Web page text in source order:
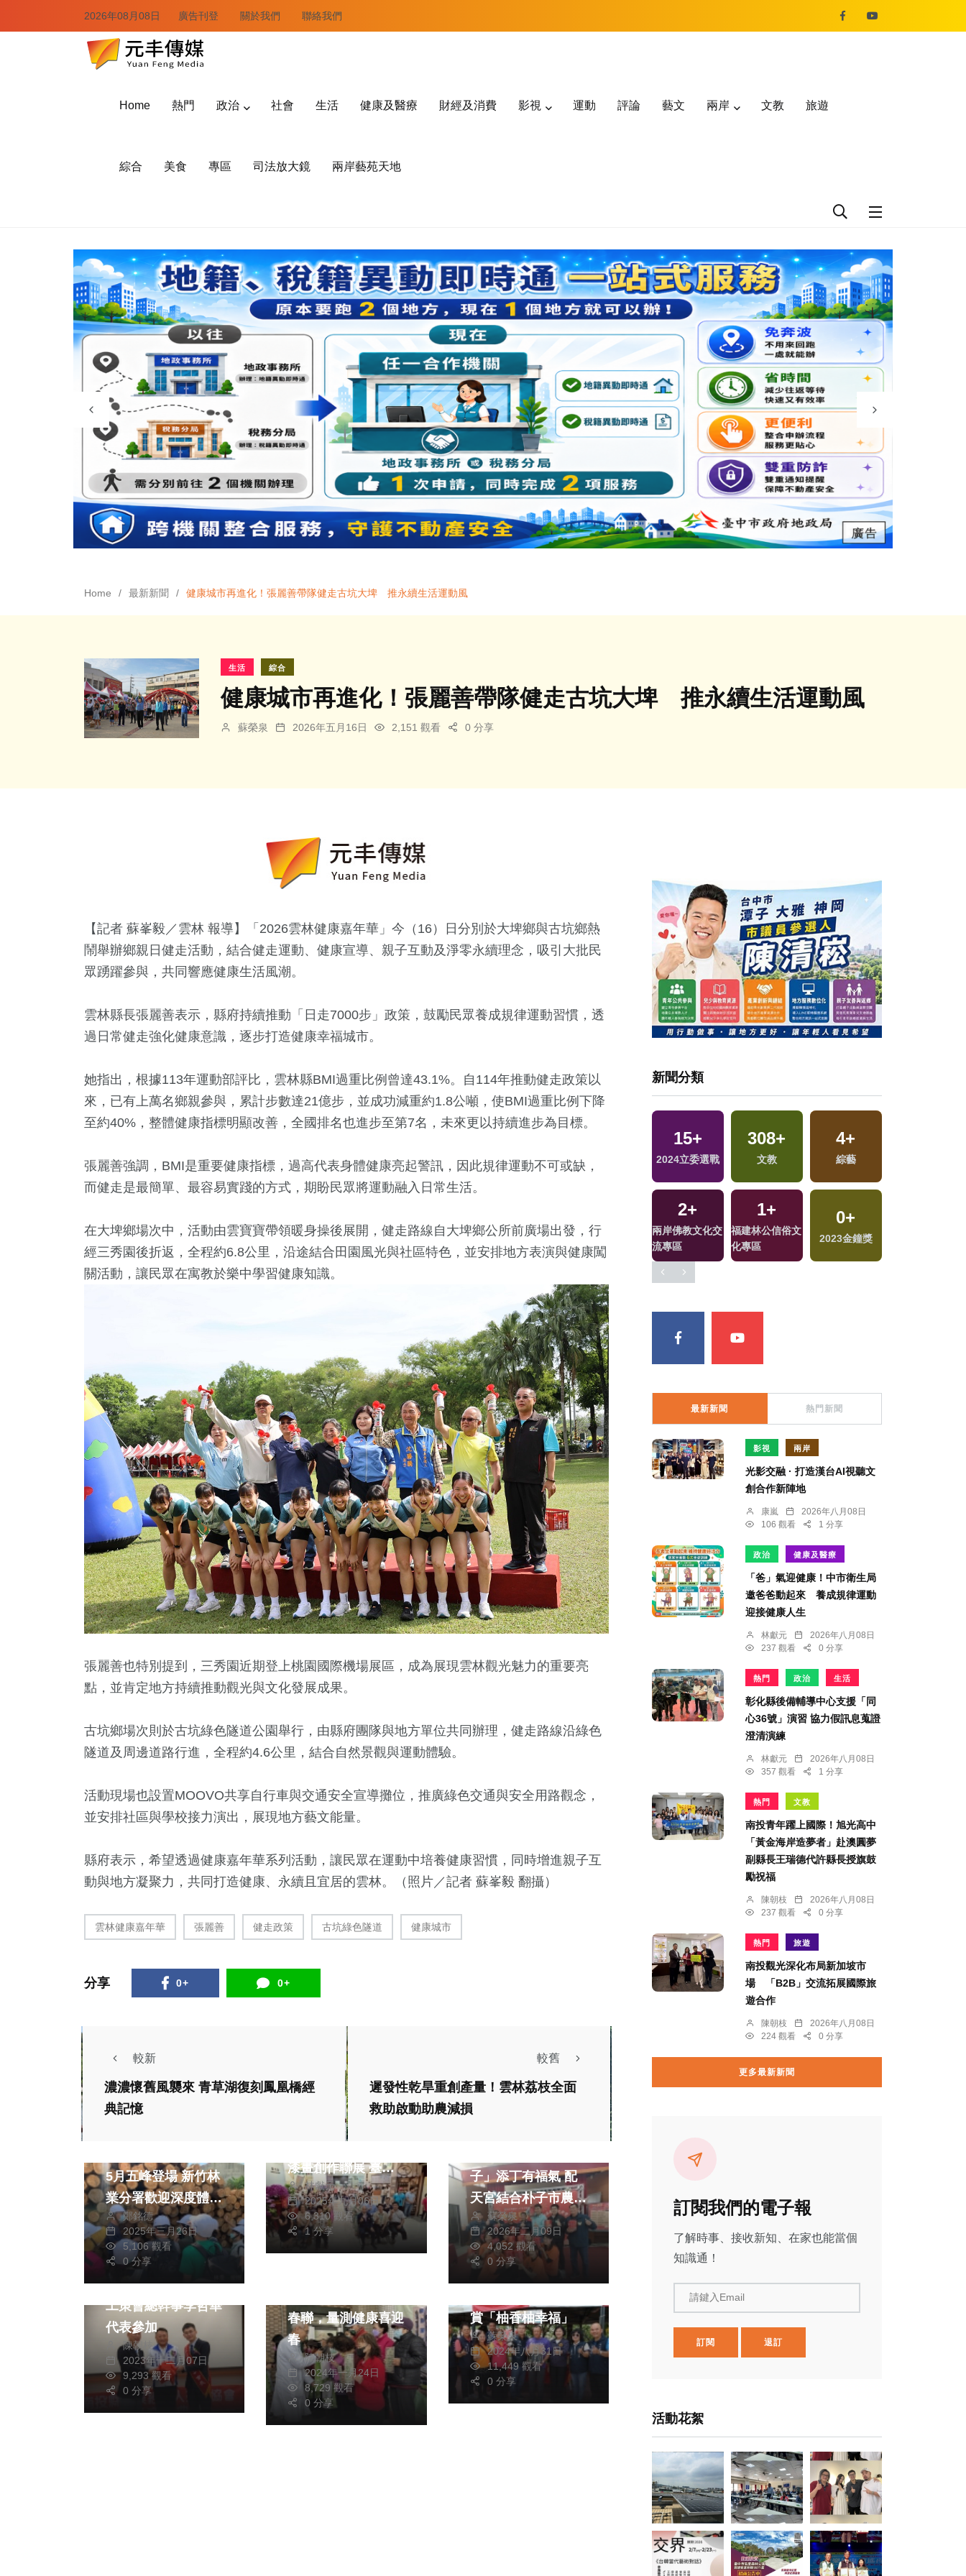
2026年08月08日 廣告刊登 關於我們 聯絡我們
Home 熱門 政治 社會 生活 健康及醫療 財經及消費 影視 運動 評論 藝文 兩岸 文教 旅遊
綜合 美食 專區 司法放大鏡 兩岸藝苑天地
Home 最新新聞 健康城市再進化！張麗善帶隊健走古坑大埤 推永續生活運動風
生活 綜合
健康城市再進化！張麗善帶隊健走古坑大埤 推永續生活運動風
蘇榮泉 2026年五月16日 2,151 觀看 0 分享
【記者 蘇峯毅／雲林 報導】「2026雲林健康嘉年華」今（16）日分別於大埤鄉與古坑鄉熱
鬧舉辦鄉親日健走活動，結合健走運動、健康宣導、親子互動及淨零永續理念，吸引大批民
眾踴躍參與，共同響應健康生活風潮。
雲林縣長張麗善表示，縣府持續推動「日走7000步」政策，鼓勵民眾養成規律運動習慣，透
過日常健走強化健康意識，逐步打造健康幸福城市。
她指出，根據113年運動部評比，雲林縣BMI過重比例曾達43.1%。自114年推動健走政策以
來，已有上萬名鄉親參與，累計步數達21億步，並成功減重約1.8公噸，使BMI過重比例下降
至約40%，整體健康指標明顯改善，全國排名也進步至第7名，未來更以持續進步為目標。
張麗善強調，BMI是重要健康指標，過高代表身體健康亮起警訊，因此規律運動不可或缺，
而健走是最簡單、最容易實踐的方式，期盼民眾將運動融入日常生活。
在大埤鄉場次中，活動由雲寶寶帶領暖身操後展開，健走路線自大埤鄉公所前廣場出發，行
經三秀園後折返，全程約6.8公里，沿途結合田園風光與社區特色，並安排地方表演與健康闖
關活動，讓民眾在寓教於樂中學習健康知識。
張麗善也特別提到，三秀園近期登上桃園國際機場展區，成為展現雲林觀光魅力的重要亮
點，並肯定地方持續推動觀光與文化發展成果。
古坑鄉場次則於古坑綠色隧道公園舉行，由縣府團隊與地方單位共同辦理，健走路線沿綠色
隧道及周邊道路行進，全程約4.6公里，結合自然景觀與運動體驗。
活動現場也設置MOOVO共享自行車與交通安全宣導攤位，推廣綠色交通與安全用路觀念，
並安排社區與學校接力演出，展現地方藝文能量。
縣府表示，希望透過健康嘉年華系列活動，讓民眾在運動中培養健康習慣，同時增進親子互
動與地方凝聚力，共同打造健康、永續且宜居的雲林。（照片／記者 蘇峯毅 翻攝）
雲林健康嘉年華 張麗善 健走政策 古坑綠色隧道 健康城市
分享 0+ 0+
較新
濃濃懷舊風襲來 青草湖復刻鳳凰橋經
典記憶
較舊
遲發性乾旱重創產量！雲林荔枝全面
救助啟動助農減損
5月五峰登場 新竹林
業分署歡迎深度體驗
林場作業
鄭銘德
2025年三月26日
5,106 觀看
0 分享
藝文
「采麗雅作」凃采
漆畫創作聯展 臺中
市大墩文化中心開展
林獻元
2025年九月06日
6,310 觀看
1 分享
子」添丁有福氣 配
天宮結合朴子市農會
發表新品
蘇榮泉
2026年二月09日
4,052 觀看
0 分享
生活 文教
綜合
南投企經會長交接
工策會總幹事李哲華
代表參加
陳朝枝
2023年十二月07日
9,293 觀看
0 分享
春聯，量測健康喜迎
春
陳朝枝
2024年一月24日
8,729 觀看
0 分享
生活 藝文
綜合 美食
斗六文旦節熱鬧開
賞「柚香柚幸福」
蘇榮泉
2024年八月31日
11,449 觀看
0 分享
新聞分類
海峽論壇專區 綜合 熱門 運動
美食 財經及消費 兩岸藝苑天地
2024立委選戰 文教
兩岸佛教文化交
流專區
福建林公信俗文
化專區
2023金鐘獎
628+
社會
5+
演唱會
206
旅遊
827
生活
33+
影視
128
藝文
最新新聞 熱門新聞
影視 兩岸
光影交融 · 打造漢台AI視聽文
創合作新陣地
康嵐
2026年八月08日
106 觀看
1 分享
政治 健康及醫療
「爸」氣迎健康！中市衛生局
邀爸爸動起來 養成規律運動
迎接健康人生
林獻元
2026年八月08日
237 觀看
0 分享
熱門 政治 生活
彰化縣後備輔導中心支援「同
心36號」演習 協力假訊息蒐證
澄清演練
林獻元
2026年八月08日
357 觀看
1 分享
熱門 文教
南投青年躍上國際！旭光高中
「黃金海岸造夢者」赴澳圓夢
副縣長王瑞德代許縣長授旗鼓
勵祝福
陳朝枝
2026年八月08日
237 觀看
0 分享
熱門 旅遊
南投觀光深化布局新加坡市
場 「B2B」交流拓展國際旅
遊合作
陳朝枝
2026年八月08日
224 觀看
0 分享
更多最新新聞
訂閱我們的電子報
了解時事、接收新知、在家也能當個
知識通！
請鍵入Email
訂閱 退訂
活動花絮